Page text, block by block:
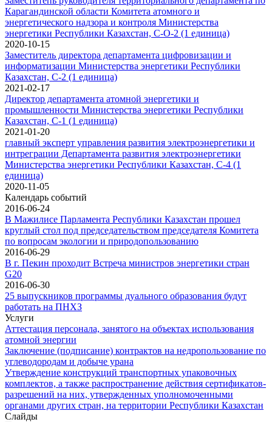
Карагандинской области Комитета атомного и
энергетического надзора и контроля Министерства
энергетики Республики Казахстан, C-O-2 (1 единица)
2020-10-15
Заместитель директора департамента цифровизации и
информатизации Министерства энергетики Республики
Казахстан, C-2 (1 единица)
2021-02-17
Директор департамента атомной энергетики и
промышленности Министерства энергетики Республики
Казахстан, C-1 (1 единица)
2021-01-20
главный эксперт управления развития электроэнергетики и
интреграции Департамента развития электроэнергетики
Министерства энергетики Республики Казахстан, C-4 (1
единица)
2020-11-05
Календарь событий
2016-06-24
В Мажилисе Парламента Республики Казахстан прошел
круглый стол под председательством председателя Комитета
по вопросам экологии и природопользованию
2016-06-29
В г. Пекин проходит Встреча министров энергетики стран
G20
2016-06-30
25 выпускников программы дуального образования будут
работать на ПНХЗ
Услуги
Аттестация персонала, занятого на объектах использования
атомной энергии
Заключение (подписание) контрактов на недропользование по
углеводородам и добыче урана
Утверждение конструкций транспортных упаковочных
комплектов, а также распространение действия сертификатов-
разрешений на них, утвержденных уполномоченными
органами других стран, на территории Республики Казахстан
Слайды